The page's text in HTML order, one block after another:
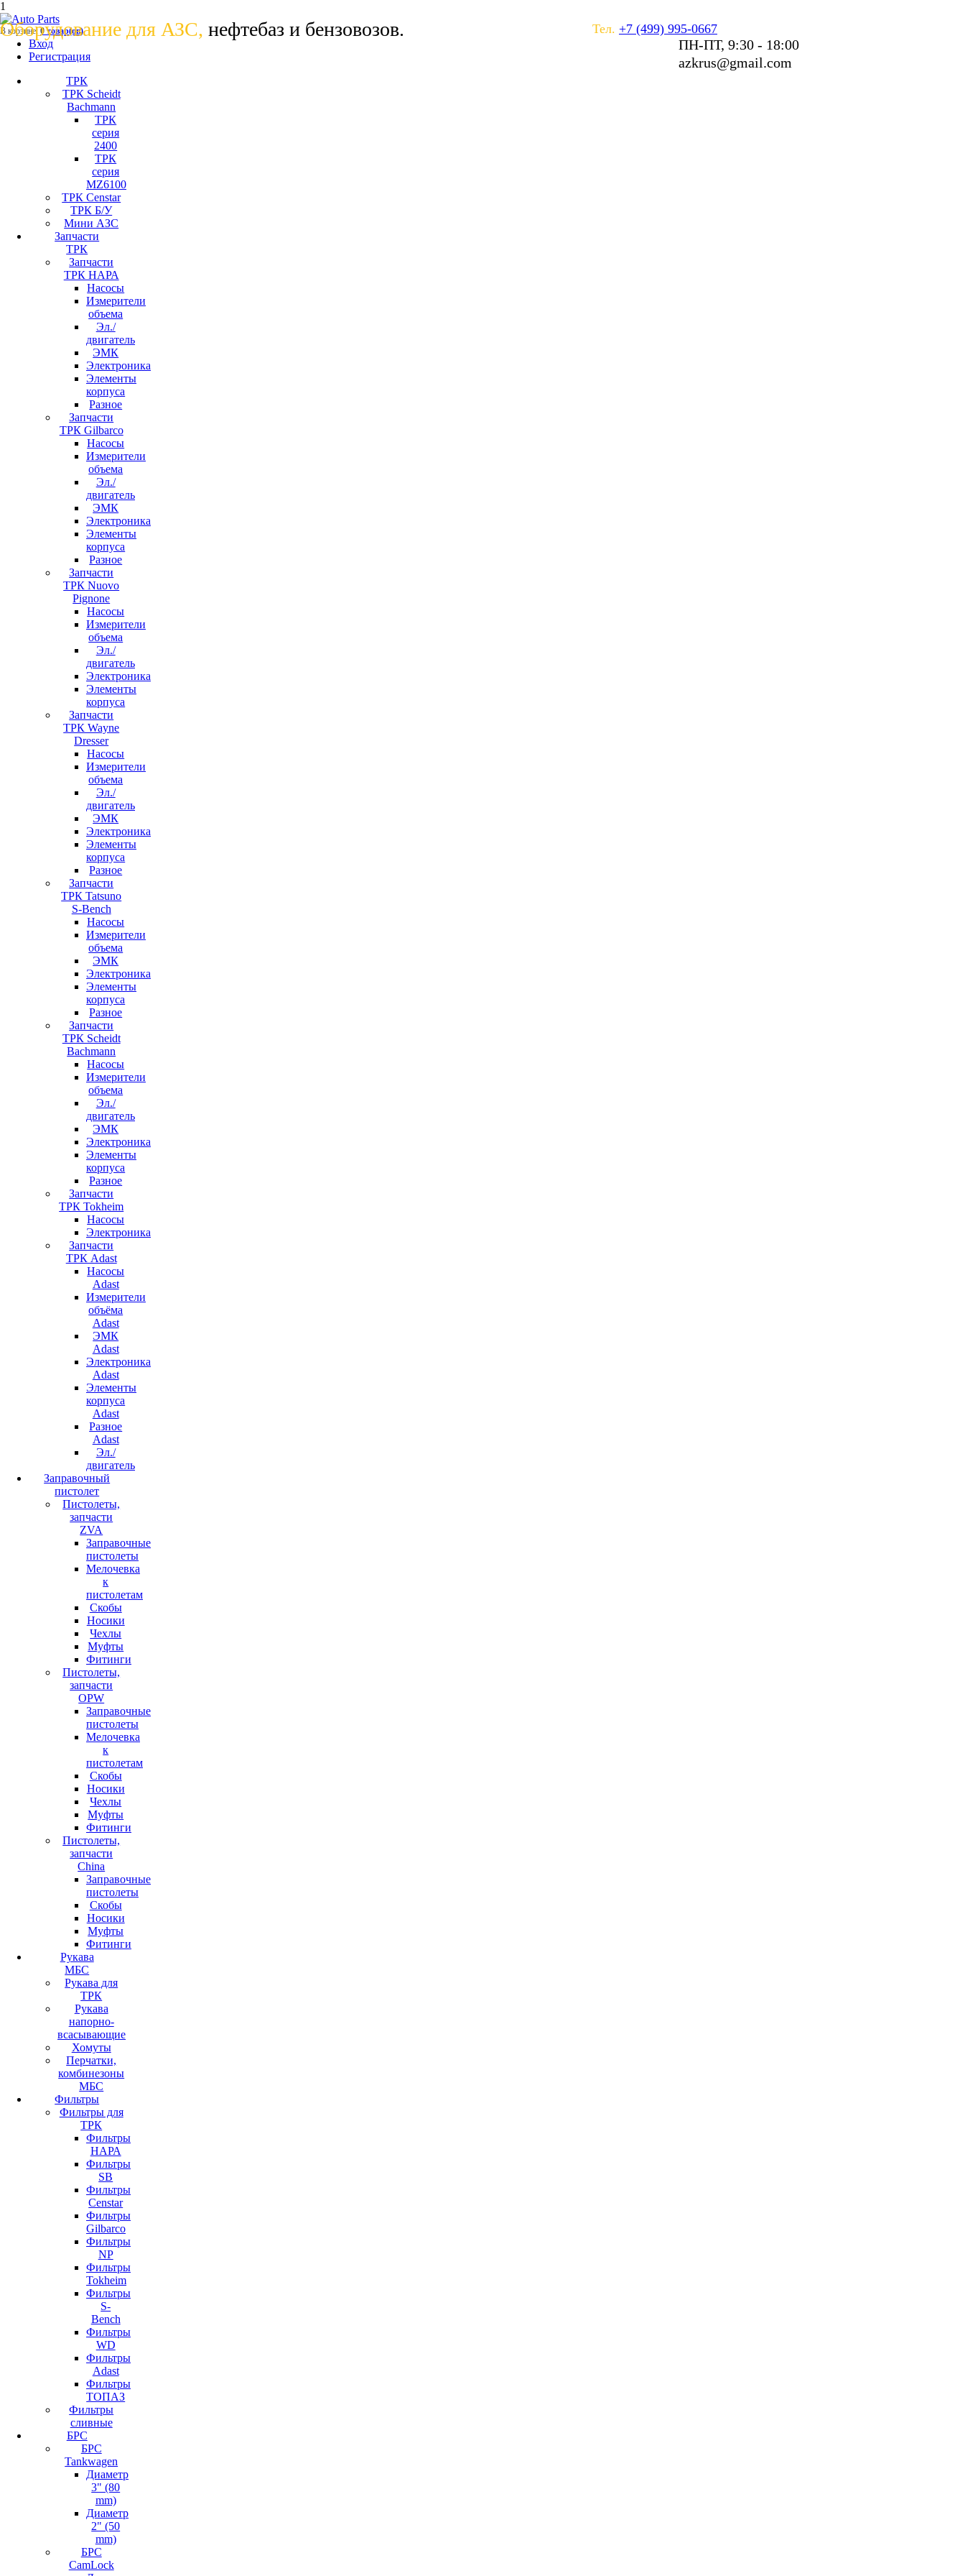
1
Оборудование для АЗС, нефтебаз и бензовозов.
ПН-ПТ, 9:30 - 18:00
azkrus@gmail.com
Тел. +7 (499) 995-0667
В корзине:0товар(ов)
Вход
Регистрация
ТРК
ТРК Scheidt
Bachmann
ТРК
серия
2400
ТРК
серия
MZ6100
ТРК Censtar
ТРК Б/У
Мини АЗС
Запчасти
ТРК
Запчасти
ТРК НАРА
Насосы
Измерители
объема
Эл./
двигатель
ЭМК
Электроника
Элементы
корпуса
Разное
Запчасти
ТРК Gilbarco
Насосы
Измерители
объема
Эл./
двигатель
ЭМК
Электроника
Элементы
корпуса
Разное
Запчасти
ТРК Nuovo
Pignone
Насосы
Измерители
объема
Эл./
двигатель
Электроника
Элементы
корпуса
Запчасти
ТРК Wayne
Dresser
Насосы
Измерители
объема
Эл./
двигатель
ЭМК
Электроника
Элементы
корпуса
Разное
Запчасти
ТРК Tatsuno
S-Bench
Насосы
Измерители
объема
ЭМК
Электроника
Элементы
корпуса
Разное
Запчасти
ТРК Scheidt
Bachmann
Насосы
Измерители
объема
Эл./
двигатель
ЭМК
Электроника
Элементы
корпуса
Разное
Запчасти
ТРК Tokheim
Насосы
Электроника
Запчасти
ТРК Adast
Насосы
Adast
Измерители
объёма
Adast
ЭМК
Adast
Электроника
Adast
Элементы
корпуса
Adast
Разное
Adast
Эл./
двигатель
Заправочный
пистолет
Пистолеты,
запчасти
ZVA
Заправочные
пистолеты
Мелочевка
к
пистолетам
Скобы
Носики
Чехлы
Муфты
Фитинги
Пистолеты,
запчасти
OPW
Заправочные
пистолеты
Мелочевка
к
пистолетам
Скобы
Носики
Чехлы
Муфты
Фитинги
Пистолеты,
запчасти
China
Заправочные
пистолеты
Скобы
Носики
Муфты
Фитинги
Рукава
МБС
Рукава для
ТРК
Рукава
напорно-
всасывающие
Хомуты
Перчатки,
комбинезоны
МБС
Фильтры
Фильтры для
ТРК
Фильтры
НАРА
Фильтры
SB
Фильтры
Censtar
Фильтры
Gilbarco
Фильтры
NP
Фильтры
Tokheim
Фильтры
S-
Bench
Фильтры
WD
Фильтры
Adast
Фильтры
ТОПАЗ
Фильтры
сливные
БРС
БРС
Tankwagen
Диаметр
3" (80
mm)
Диаметр
2" (50
mm)
БРС
CamLock